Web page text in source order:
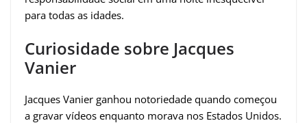
para todas as idades.
Curiosidade sobre Jacques
Vanier
Jacques Vanier ganhou notoriedade quando começou
a gravar vídeos enquanto morava nos Estados Unidos.